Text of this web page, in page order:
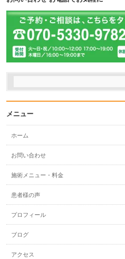
メニュー
ホーム
お問い合わせ
施術メニュー・料金
患者様の声
プロフィール
ブログ
アクセス